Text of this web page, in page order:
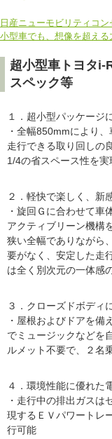
日産ニューモビリティコ
小型車でも、想像を超え
超小型車トヨタi-
スペック等
１．超小型パッケージ
・全幅850mmにより
走行できる取り回しの
1/4の省スペース性を実
２．軽快で楽しく、新
・旋回Ｇに合わせて車
アクティブリーン機構
狭い全幅でありながら
要がなく、安定した走
は全く別次元の一体感
３．クローズドボディ
・屋根およびドアを備
でミュージックなどを
ルメット不要で、２名
４．環境性能に優れた
・走行中の排出ガスは
現するＥＶパワートレ
行可能